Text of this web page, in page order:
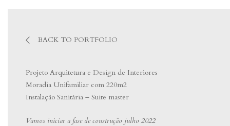
BACK TO PORTFOLIO
Projeto Arquitetura e Design de Interiores
Moradia Unifamiliar com 220m2
Instalação Sanitária – Suite master
Vamos iniciar a fase de construção julho 2022